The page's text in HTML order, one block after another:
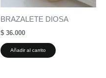
BRAZALETE DIOSA
$ 36.000
Añadir al carrito